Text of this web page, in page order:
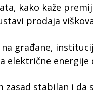
kako kaže
prodaja
građane,
električne
zasad stabilan i